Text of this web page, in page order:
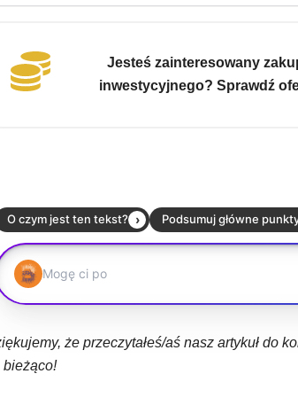
Jesteś zainteresowany
inwestycyjnego? Sprawdź
że przeczytałeś/aś nasz artykuł do
bieżąco!